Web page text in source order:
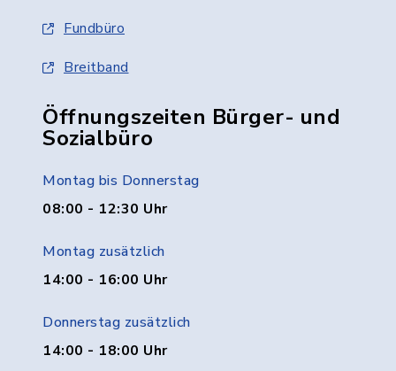
Fundbüro
Breitband
Öffnungszeiten Bürger- und
Sozialbüro
Montag bis Donnerstag
08:00 - 12:30 Uhr
Montag zusätzlich
14:00 - 16:00 Uhr
Donnerstag zusätzlich
14:00 - 18:00 Uhr